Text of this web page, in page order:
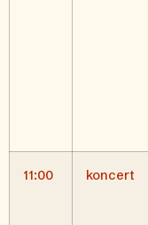
11:00 koncert